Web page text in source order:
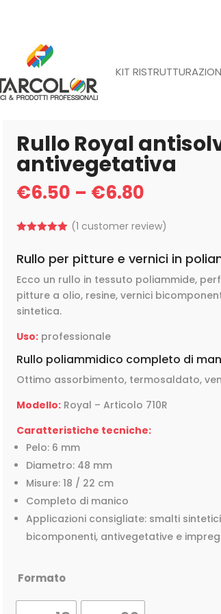
KIT
Rullo Royal
antivegetativa
€6.50 – €6.80
based on
customer
rating
(1 customer review)
Rullo per pitture e vernici in
Ecco un rullo in tessuto poliammide,
pitture a olio, resine, vernici
sintetica.
Uso: professionale
Rullo poliammidico completo di
Ottimo assorbimento, termosaldato,
Modello: Royal – Articolo 710R
Caratteristiche tecniche:
Pelo: 6 mm
Diametro: 48 mm
Misure: 18 / 22 cm
Completo di manico
Applicazioni consigliate: smalti
bicomponenti, antivegetative e
Formato